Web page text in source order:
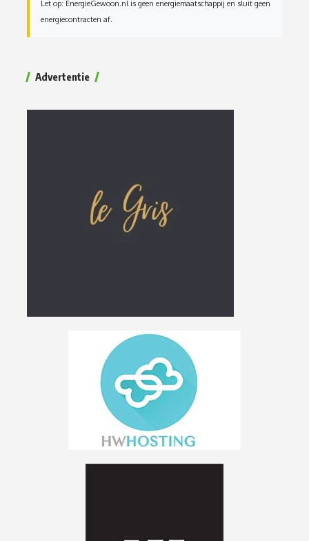
Let op: EnergieGewoon.nl is geen energiemaatschappij en sluit geen
energiecontracten af.
Advertentie